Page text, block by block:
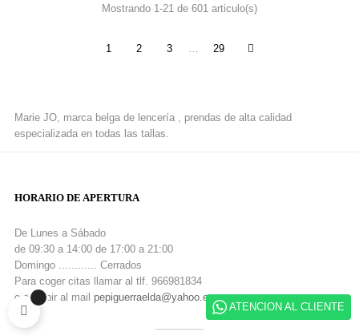
ATENCION AL CLIENTE
Marie JO, marca belga de lencería , prendas de alta calidad
especializada en todas las tallas.
Mostrando 1-21 de 601 articulo(s)
1 2 3 … 29
HORARIO DE APERTURA
De Lunes a Sábado
de 09:30 a 14:00 de 17:00 a 21:00
Domingo ............ Cerrados
Para coger citas llamar al tlf. 966981834
o escribir al mail pepiguerraelda@yahoo.es